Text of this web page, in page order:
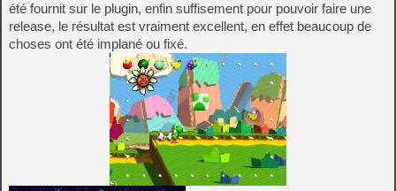
été fournit sur le plugin, enfin suffisement pour pouvoir faire une
release, le résultat est vraiment excellent, en effet beaucoup de
choses ont été implané ou fixé.